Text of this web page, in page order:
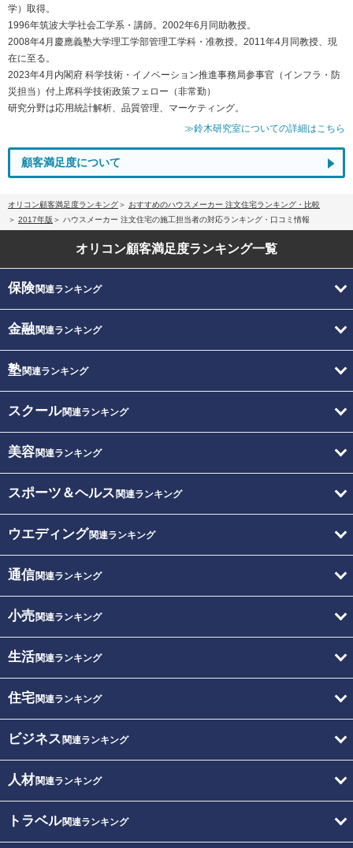
学）取得。
1996年筑波大学社会工学系・講師。2002年6月同助教授。
2008年4月慶應義塾大学理工学部管理工学科・准教授。2011年4月同教授、現
在に至る。
2023年4月内閣府 科学技術・イノベーション推進事務局参事官（インフラ・防
災担当）付上席科学技術政策フェロー（非常勤）
研究分野は応用統計解析、品質管理、マーケティング。
≫鈴木研究室についての詳細はこちら
顧客満足度について
オリコン顧客満足度ランキング
おすすめのハウスメーカー 注文住宅ランキング・比較
2017年版
ハウスメーカー 注文住宅の施工担当者の対応ランキング・口コミ情報
オリコン顧客満足度ランキング一覧
保険関連ランキング
金融関連ランキング
塾関連ランキング
スクール関連ランキング
美容関連ランキング
スポーツ＆ヘルス 関連ランキング
ウエディング関連ランキング
通信関連ランキング
小売関連ランキング
生活関連ランキング
住宅関連ランキング
ビジネス 関連ランキング
人材関連ランキング
トラベル関連ランキング